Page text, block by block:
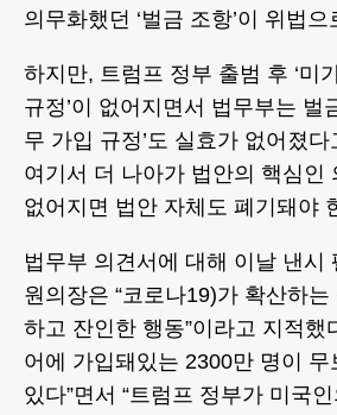
의무화했던 ‘벌금 조항’이 위법
하지만, 트럼프 정부 출범 후 ‘미
규정’이 없어지면서 법무부는 벌
무 가입 규정’도 실효가 없어졌
여기서 더 나아가 법안의 핵심인
없어지면 법안 자체도 폐기돼야
법무부 의견서에 대해 이날 낸시
원의장은 “코로나19)가 확산하
하고 잔인한 행동”이라고 지적했
어에 가입돼있는 2300만 명이
있다”면서 “트럼프 정부가 미국